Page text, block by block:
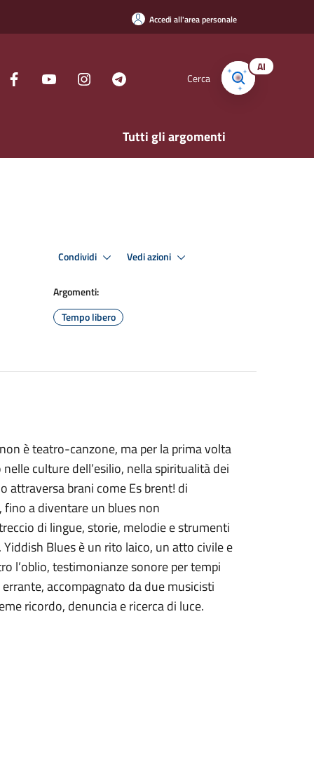
Accedi all'area personale
Cerca
AI
Tutti gli argomenti
Condividi Vedi azioni
Argomenti:
Tempo libero
è teatro-canzone, ma per la prima volta
culture dell’esilio, nella spiritualità dei
attraversa brani come Es brent! di
fino a diventare un blues non
di lingue, storie, melodie e strumenti
Blues è un rito laico, un atto civile e
l’oblio, testimonianze sonore per tempi
accompagnato da due musicisti
ricordo, denuncia e ricerca di luce.